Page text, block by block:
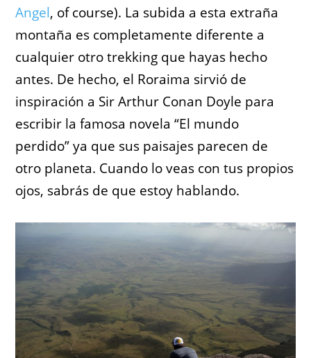
Angel, of course). La subida a esta extraña
montaña es completamente diferente a
cualquier otro trekking que hayas hecho
antes. De hecho, el Roraima sirvió de
inspiración a Sir Arthur Conan Doyle para
escribir la famosa novela “El mundo
perdido” ya que sus paisajes parecen de
otro planeta. Cuando lo veas con tus propios
ojos, sabrás de que estoy hablando.